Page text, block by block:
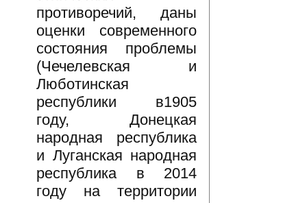
противоречий, даны
оценки современного
состояния проблемы
(Чечелевская и
Люботинская
республики в1905
году, Донецкая
народная республика
и Луганская народная
республика в 2014
году на территории